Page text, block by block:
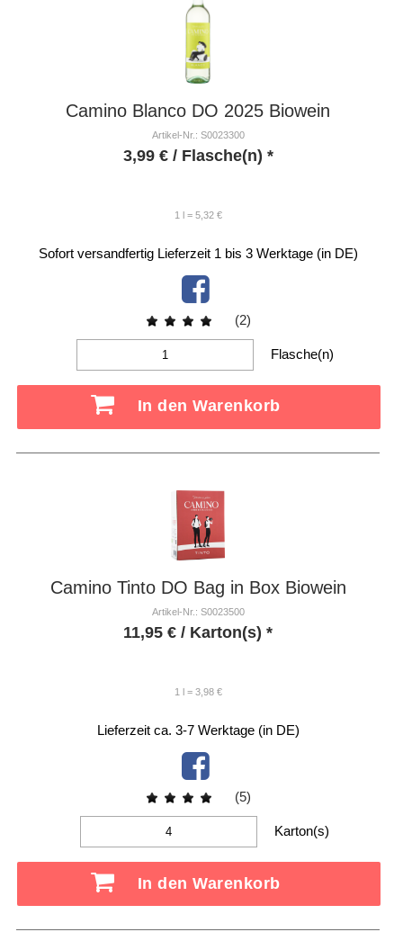
Camino Blanco DO 2025 Biowein
Artikel-Nr.: S0023300
3,99 €/ Flasche(n) *
1 l = 5,32 €
Sofort versandfertig Lieferzeit 1 bis 3 Werktage (in DE)
(2)
Flasche(n)
In den Warenkorb
Camino Tinto DO Bag in Box Biowein
Artikel-Nr.: S0023500
11,95 € / Karton(s) *
1 l = 3,98 €
Lieferzeit ca. 3-7 Werktage (in DE)
(5)
Karton(s)
In den Warenkorb